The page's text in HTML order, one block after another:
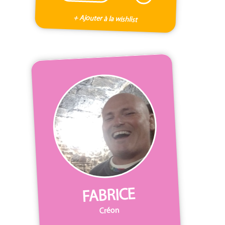
+ Ajouter à la wishlist
FABRICE
Créon